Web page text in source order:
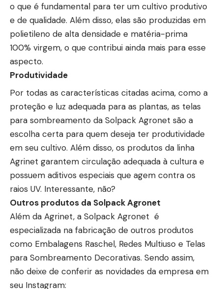
o que é fundamental para ter um cultivo produtivo
e de qualidade. Além disso, elas são produzidas em
polietileno de alta densidade e matéria-prima
100% virgem, o que contribui ainda mais para esse
aspecto.
Produtividade
Por todas as características citadas acima, como a
proteção e luz adequada para as plantas, as telas
para sombreamento da Solpack Agronet são a
escolha certa para quem deseja ter produtividade
em seu cultivo. Além disso, os produtos da linha
Agrinet garantem circulação adequada à cultura e
possuem aditivos especiais que agem contra os
raios UV. Interessante, não?
Outros produtos da Solpack Agronet
Além da Agrinet, a Solpack Agronet é
especializada na fabricação de outros produtos
como Embalagens Raschel, Redes Multiuso e Telas
para Sombreamento Decorativas. Sendo assim,
não deixe de conferir as novidades da empresa em
seu Instagram: